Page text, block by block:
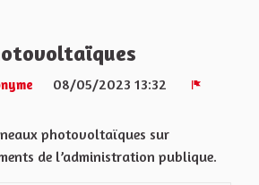
08/05/2023 13:32
photovoltaïques sur
de l’administration publique.